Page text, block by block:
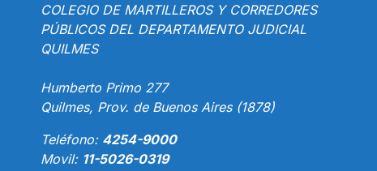
COLEGIO DE MARTILLEROS Y CORREDORES
PÚBLICOS DEL DEPARTAMENTO JUDICIAL
QUILMES
Humberto Primo 277
Quilmes, Prov. de Buenos Aires (1878)
Teléfono: 4254-9000
Movil: 11-5026-0319